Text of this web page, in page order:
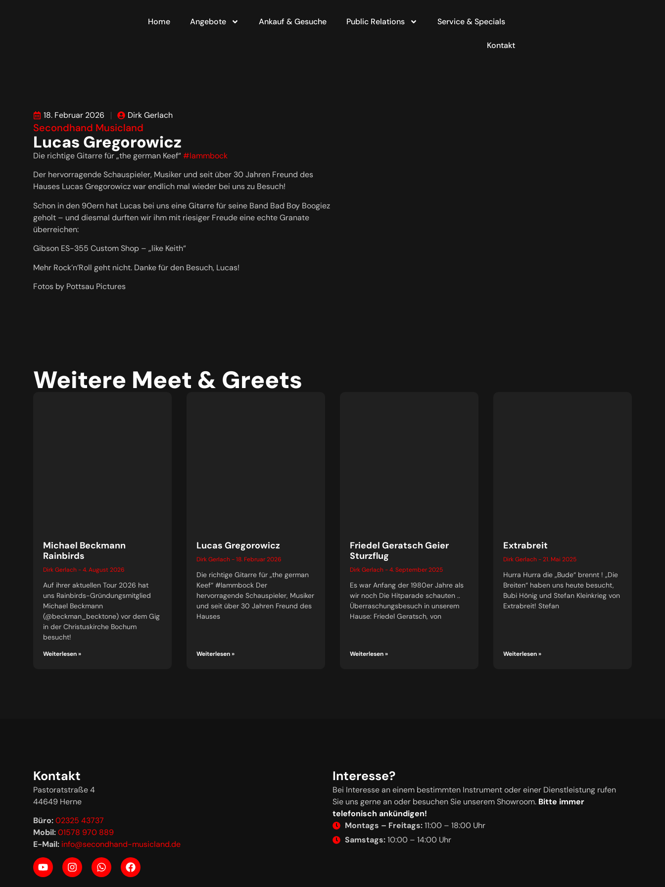
Home Angebote Ankauf & Gesuche Public Relations Service & Specials
Kontakt
18. Februar 2026 Dirk Gerlach
Secondhand Musicland
Lucas Gregorowicz
Die richtige Gitarre für „the german Keef“#lammbock
Der hervorragende Schauspieler, Musiker und seit über 30 Jahren Freund des
Hauses Lucas Gregorowicz war endlich mal wieder bei uns zu Besuch!
Schon in den 90ern hat Lucas bei uns eine Gitarre für seine Band Bad Boy Boogiez
geholt – und diesmal durften wir ihm mit riesiger Freude eine echte Granate
überreichen:
Gibson ES-355 Custom Shop – „like Keith“
Mehr Rock’n’Roll geht nicht. Danke für den Besuch, Lucas!
Fotos by Pottsau Pictures
Weitere Meet & Greets
Michael Beckmann
Rainbirds
Dirk Gerlach 4. August 2026
Auf ihrer aktuellen Tour 2026 hat
uns Rainbirds-Gründungsmitglied
Michael Beckmann
(@beckman_becktone) vor dem Gig
in der Christuskirche Bochum
besucht!
Weiterlesen »
Lucas Gregorowicz
Dirk Gerlach 18. Februar 2026
Die richtige Gitarre für „the german
Keef“ #lammbock Der
hervorragende Schauspieler, Musiker
und seit über 30 Jahren Freund des
Hauses
Weiterlesen »
Friedel Geratsch Geier
Sturzflug
Dirk Gerlach 4. September 2025
Es war Anfang der 1980er Jahre als
wir noch Die Hitparade schauten ..
Überraschungsbesuch in unserem
Hause: Friedel Geratsch, von
Weiterlesen »
Extrabreit
Dirk Gerlach 21. Mai 2025
Hurra Hurra die „Bude“ brennt ! „Die
Breiten“ haben uns heute besucht,
Bubi Hönig und Stefan Kleinkrieg von
Extrabreit! Stefan
Weiterlesen »
Kontakt
Pastoratstraße 4
44649 Herne
Büro:02325 43737
Mobil:01578 970 889
E-Mail: info@secondhand-musicland.de
Interesse?
Bei Interesse an einem bestimmten Instrument oder einer Dienstleistung rufen
Sie uns gerne an oder besuchen Sie unserem Showroom. Bitte immer
telefonisch ankündigen!
Montags – Freitags:11:00 – 18:00 Uhr
Samstags:10:00 – 14:00 Uhr